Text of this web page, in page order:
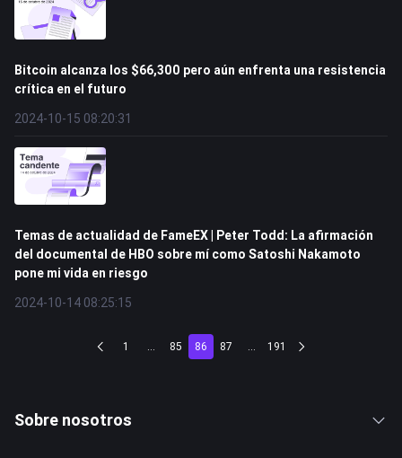
Bitcoin alcanza los $66,300 pero aún enfrenta una resistencia
crítica en el futuro
2024-10-15 08:20:31
Temas de actualidad de FameEX | Peter Todd: La afirmación
del documental de HBO sobre mí como Satoshi Nakamoto
pone mi vida en riesgo
2024-10-14 08:25:15
1 ... 85 86 87 ... 191
Sobre nosotros